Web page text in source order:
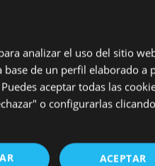
analizar el uso del sitio
de un perfil elaborado a
aceptar todas las
o configurarlas
ACEPTAR